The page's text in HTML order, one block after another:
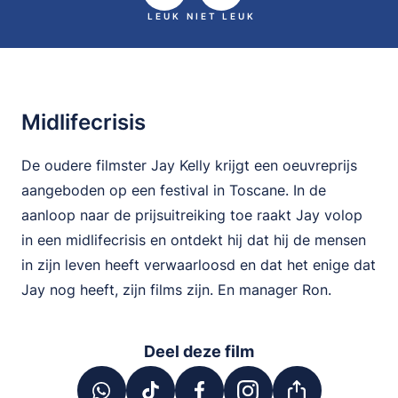
LEUK NIET LEUK
Midlifecrisis
De oudere filmster Jay Kelly krijgt een oeuvreprijs
aangeboden op een festival in Toscane. In de
aanloop naar de prijsuitreiking toe raakt Jay volop
in een midlifecrisis en ontdekt hij dat hij de mensen
in zijn leven heeft verwaarloosd en dat het enige dat
Jay nog heeft, zijn films zijn. En manager Ron.
Deel deze film